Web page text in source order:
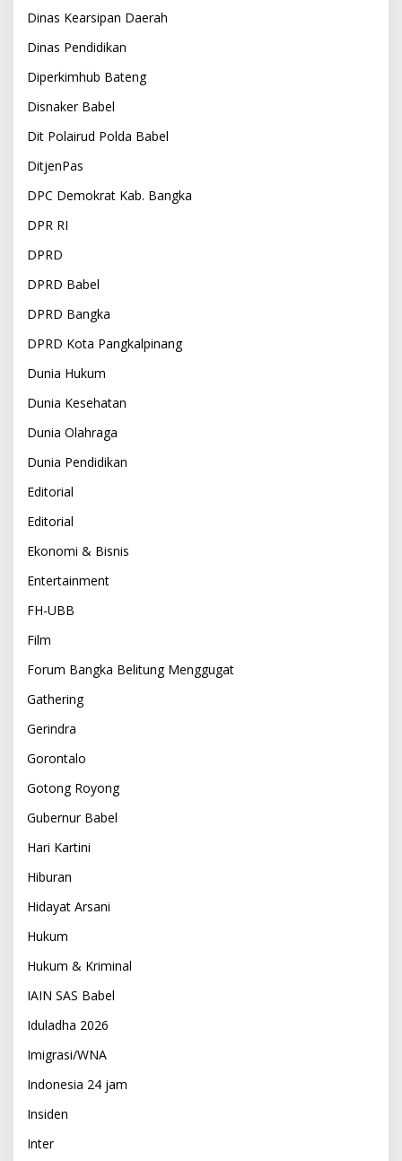
Dinas Kearsipan Daerah
Dinas Pendidikan
Diperkimhub Bateng
Disnaker Babel
Dit Polairud Polda Babel
DitjenPas
DPC Demokrat Kab. Bangka
DPR RI
DPRD
DPRD Babel
DPRD Bangka
DPRD Kota Pangkalpinang
Dunia Hukum
Dunia Kesehatan
Dunia Olahraga
Dunia Pendidikan
Editorial
Editorial
Ekonomi & Bisnis
Entertainment
FH-UBB
Film
Forum Bangka Belitung Menggugat
Gathering
Gerindra
Gorontalo
Gotong Royong
Gubernur Babel
Hari Kartini
Hiburan
Hidayat Arsani
Hukum
Hukum & Kriminal
IAIN SAS Babel
Iduladha 2026
Imigrasi/WNA
Indonesia 24 jam
Insiden
Inter